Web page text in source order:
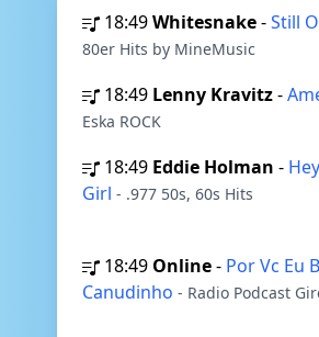
18:49Whitesnake-Still
80er Hits by MineMusic
18:49 Lenny Kravitz-
Eska ROCK
18:49 Eddie Holman -
Girl - .977 50s, 60s Hits
18:49 Online- Por Vc Eu
Canudinho - Radio Podcast